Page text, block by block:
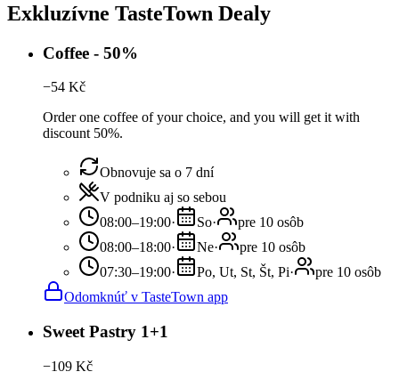
Exkluzívne TasteTown Dealy
Coffee - 50%
−54 Kč
Order one coffee of your choice, and you will get it with
discount 50%.
Obnovuje sa o 7 dní
V podniku aj so sebou
08:00–19:00· So·
pre 10 osôb
08:00–18:00· Ne·
pre 10 osôb
07:30–19:00· Po, Ut, St, Št, Pi·
pre 10 osôb
Odomknúť v TasteTown app
Sweet Pastry 1+1
−109 Kč